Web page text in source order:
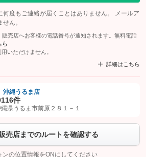
何度もご連絡が届くことはありません。 メールア
ん。
売店へお客様の電話番号が通知されます。無料電話
ら
いただけません。
詳細はこちら
ットを友だち追加してから「許可する」ボタンを押
ボタンをタップして問い合わせを
。
縄うるま店
116件
県うるま市前原２８１－１
売店までのルートを確認する
ンの位置情報をONにしてください